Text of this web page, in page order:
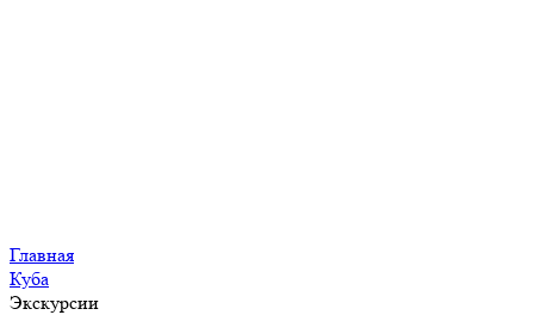
Главная
Куба
Экскурсии